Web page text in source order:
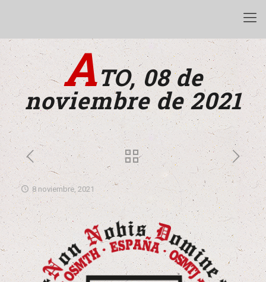
ATO, 08 de
noviembre de 2021
8 noviembre, 2021